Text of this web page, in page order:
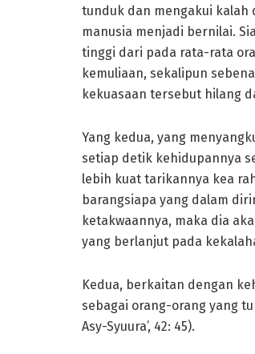
tunduk dan mengakui kalah
manusia menjadi bernilai.
tinggi dari pada rata-rata
kemuliaan, sekalipun
kekuasaan tersebut hilang
Yang kedua, yang
setiap detik kehidupannya
lebih kuat tarikannya kea
barangsiapa yang dalam
ketakwaannya, maka dia
yang berlanjut pada
Kedua, berkaitan dengan
sebagai orang-orang yang
Asy-Syuura’, 42: 45).